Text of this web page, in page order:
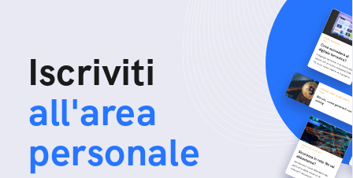
Iscriviti
all'area
personale